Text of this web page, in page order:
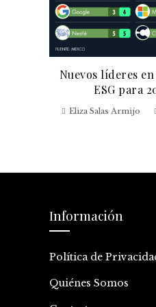
Nuevos líderes
ESG para
Eliza Salas Armijo
Información
Política de
Quiénes Somos